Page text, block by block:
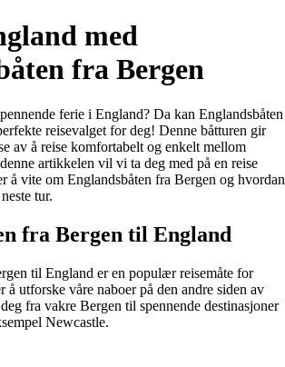
med
fra Bergen
ferie i England? Da kan Englandsbåten
reisevalget for deg! Denne båtturen gir
av å reise komfortabelt og enkelt mellom
artikkelen vil vi ta deg med på en reise
å vite om Englandsbåten fra Bergen og hvordan
tur.
fra Bergen til England
til England er en populær reisemåte for
å utforske våre naboer på den andre siden av
fra vakre Bergen til spennende destinasjoner
Newcastle.